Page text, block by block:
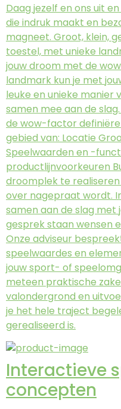
Daag jezelf en ons uit
die indruk maakt en
magneet. Groot, klein,
toestel, met unieke
jouw droom met de
landmark kun je met
leuke en unieke manier
samen mee aan de
de wow-factor
gebied van: Locatie
Speelwaarden en -
productlijnvoorkeuren
droomplek te
over nagepraat wordt.
samen aan de slag met
gesprek staan wensen
Onze adviseur
speelwaardes en
jouw sport- of
meteen praktische
valondergrond en
je het hele traject
gerealiseerd is.
Interactieve
concepten